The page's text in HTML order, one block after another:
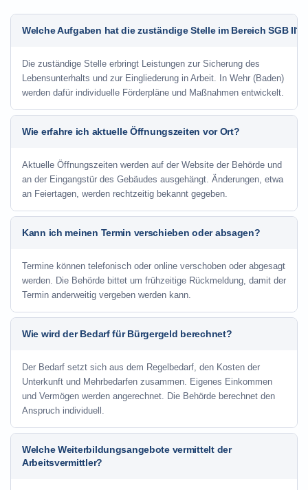
Welche Aufgaben hat die zuständige Stelle im Bereich SGB II?
Die zuständige Stelle erbringt Leistungen zur Sicherung des
Lebensunterhalts und zur Eingliederung in Arbeit. In Wehr (Baden)
werden dafür individuelle Förderpläne und Maßnahmen entwickelt.
Wie erfahre ich aktuelle Öffnungszeiten vor Ort?
Aktuelle Öffnungszeiten werden auf der Website der Behörde und
an der Eingangstür des Gebäudes ausgehängt. Änderungen, etwa
an Feiertagen, werden rechtzeitig bekannt gegeben.
Kann ich meinen Termin verschieben oder absagen?
Termine können telefonisch oder online verschoben oder abgesagt
werden. Die Behörde bittet um frühzeitige Rückmeldung, damit der
Termin anderweitig vergeben werden kann.
Wie wird der Bedarf für Bürgergeld berechnet?
Der Bedarf setzt sich aus dem Regelbedarf, den Kosten der
Unterkunft und Mehrbedarfen zusammen. Eigenes Einkommen
und Vermögen werden angerechnet. Die Behörde berechnet den
Anspruch individuell.
Welche Weiterbildungsangebote vermittelt der
Arbeitsvermittler?